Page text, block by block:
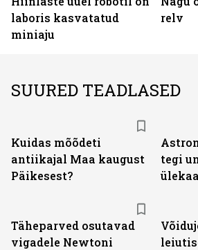
laboris kasvatatud
miniaju
relv
SUURED TEADLASED
Kuidas mõõdeti
antiikajal Maa kaugust
Päikesest?
tegi
Täheparved osutavad
vigadele Newtoni